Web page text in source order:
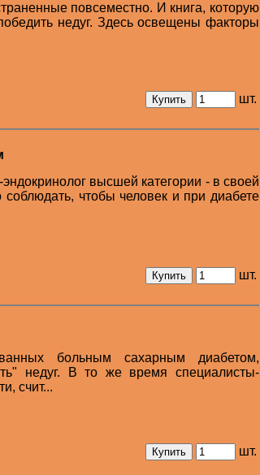
повсеместно. И книга, которую
недуг. Здесь освещены факторы
шт.
высшей категории - в своей
чтобы человек и при диабете
шт.
больным сахарным диабетом,
недуг. В то же время специалисты-
счит...
шт.